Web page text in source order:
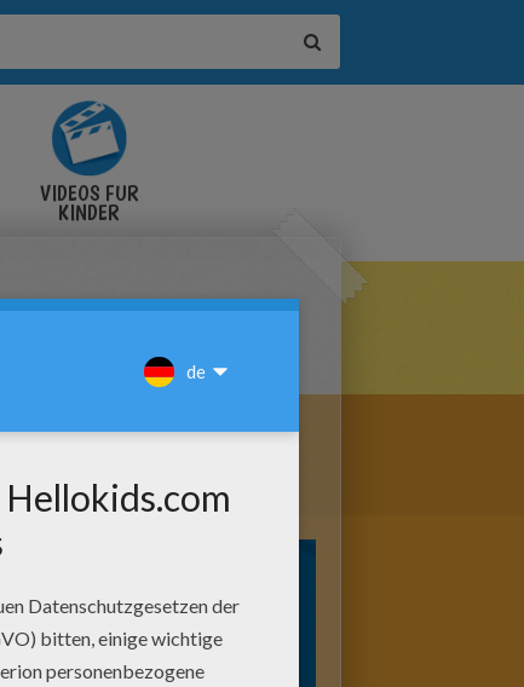
VIDEOS FÜR
KINDER